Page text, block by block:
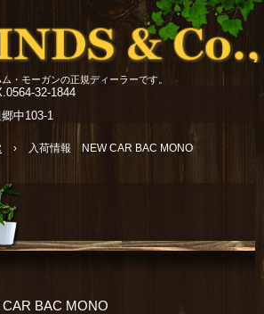
・モーガンの正規ディーラーです。
32-1844
中103-1
› 入荷情報 NEW CAR BAC MONO
BAC MONO